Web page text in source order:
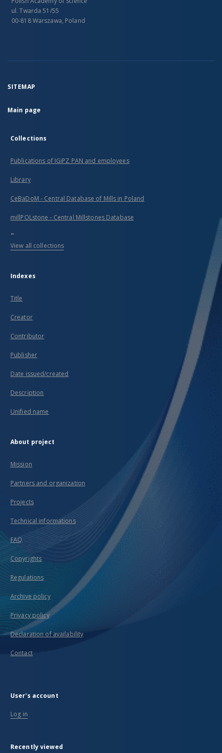
ul. Twarda 51/55
00-818 Warszawa, Poland
SITEMAP
Main page
Collections
Publications of IGiPZ PAN and employees
Library
CeBaDoM - Central Database of Mills in Poland
millPOLstone - Central Millstones Database
...
View all collections
Indexes
Title
Creator
Contributor
Publisher
Date issued/created
Description
Unified name
About project
Mission
Partners and organization
Projects
Technical informations
FAQ
Copyrights
Regulations
Archive policy
Privacy policy
Declaration of availability
Contact
User's account
Log in
Recently viewed